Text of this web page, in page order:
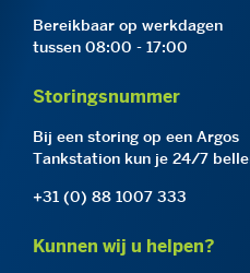
Bereikbaar op werkdagen
tussen 08:00 - 17:00
Storingsnummer
Bij een storing op een Argos
Tankstation kun je 24/7
+31 (0) 88 1007 333
Kunnen wij u helpen?